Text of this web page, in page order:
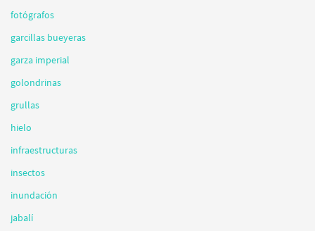
fotógrafos
garcillas bueyeras
garza imperial
golondrinas
grullas
hielo
infraestructuras
insectos
inundación
jabalí